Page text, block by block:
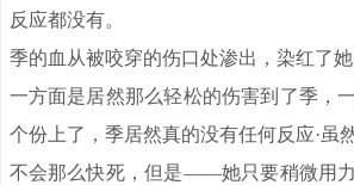
反应都没有。
季的血从被咬穿的伤口处渗出，染红了她
一方面是居然那么轻松的伤害到了季，
个份上了，季居然真的没有任何反应·虽
不会那么快死，但是——她只要稍微用